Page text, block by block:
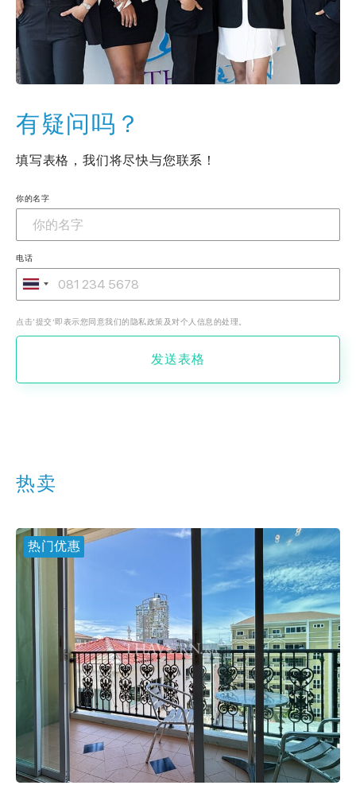
有疑问吗？
填写表格，我们将尽快与您联系！
你的名字
电话
点击‘提交’即表示您同意我们的隐私政策及对个人信息的处理。
发送表格
热卖
热门优惠